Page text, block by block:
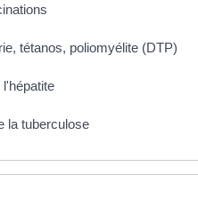
tétanos, poliomyélite (DTP)
la tuberculose